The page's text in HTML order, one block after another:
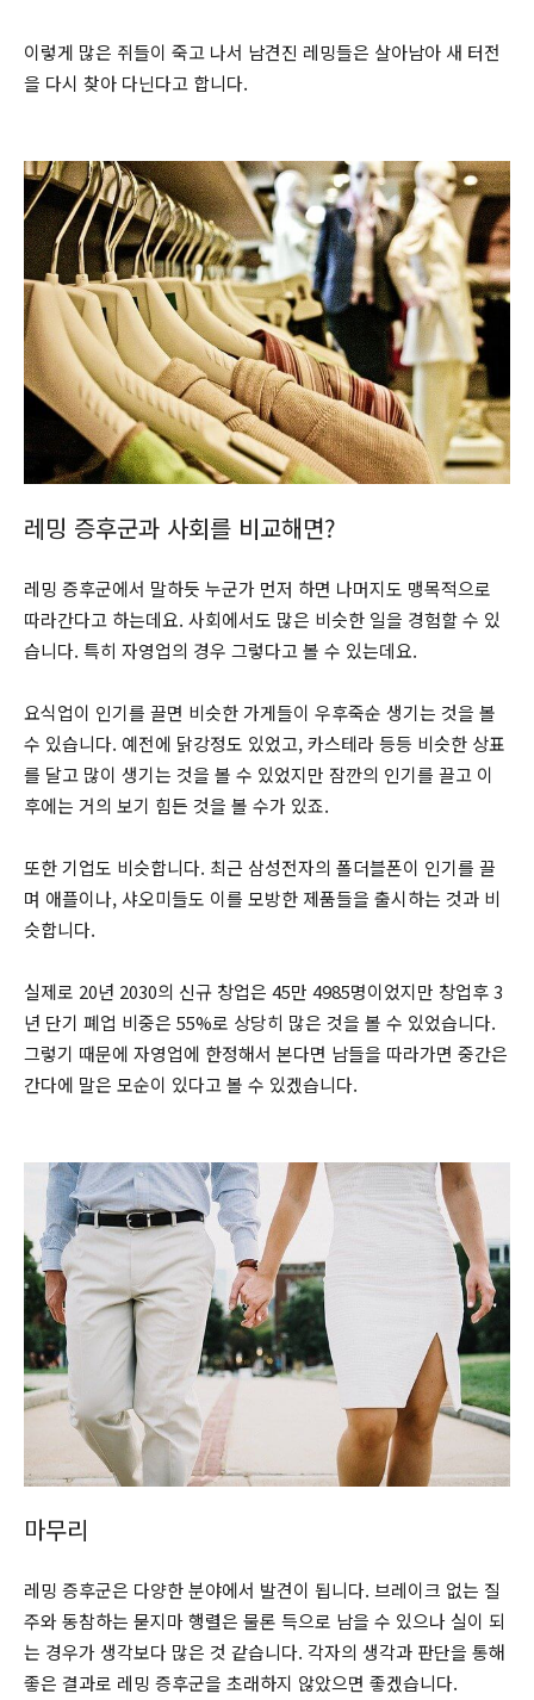
이렇게 많은 쥐들이 죽고 나서 남견진 레밍들은 살아남아 새 터전
을 다시 찾아 다닌다고 합니다.
레밍 증후군과 사회를 비교해면?
레밍 증후군에서 말하듯 누군가 먼저 하면 나머지도 맹목적으로
따라간다고 하는데요. 사회에서도 많은 비슷한 일을 경험할 수 있
습니다. 특히 자영업의 경우 그렇다고 볼 수 있는데요.
요식업이 인기를 끌면 비슷한 가게들이 우후죽순 생기는 것을 볼
수 있습니다. 예전에 닭강정도 있었고, 카스테라 등등 비슷한 상표
를 달고 많이 생기는 것을 볼 수 있었지만 잠깐의 인기를 끌고 이
후에는 거의 보기 힘든 것을 볼 수가 있죠.
또한 기업도 비슷합니다. 최근 삼성전자의 폴더블폰이 인기를 끌
며 애플이나, 샤오미들도 이를 모방한 제품들을 출시하는 것과 비
슷합니다.
실제로 20년 2030의 신규 창업은 45만 4985명이었지만 창업후 3
년 단기 폐업 비중은 55%로 상당히 많은 것을 볼 수 있었습니다.
그렇기 때문에 자영업에 한정해서 본다면 남들을 따라가면 중간은
간다에 말은 모순이 있다고 볼 수 있겠습니다.
마무리
레밍 증후군은 다양한 분야에서 발견이 됩니다. 브레이크 없는 질
주와 동참하는 묻지마 행렬은 물론 득으로 남을 수 있으나 실이 되
는 경우가 생각보다 많은 것 같습니다. 각자의 생각과 판단을 통해
좋은 결과로 레밍 증후군을 초래하지 않았으면 좋겠습니다.